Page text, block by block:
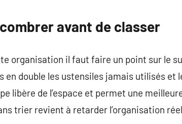
avant de classer
organisation il faut faire un point sur le
en double les ustensiles jamais utilisés et
libère de l’espace et permet une
trier revient à retarder l’organisation